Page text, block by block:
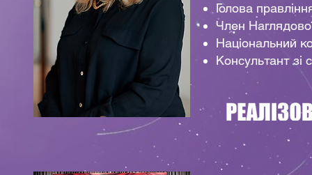
Голова
Член
Національний
Консультант зі